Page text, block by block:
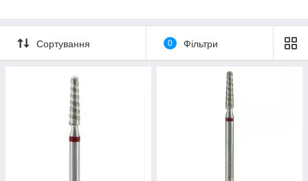
Сортування 0 Фільтри